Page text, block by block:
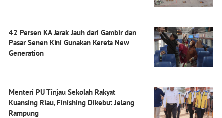
42 Persen KA Jarak Jauh dari Gambir dan
Pasar Senen Kini Gunakan Kereta New
Generation
Menteri PU Tinjau Sekolah Rakyat
Kuansing Riau, Finishing Dikebut Jelang
Rampung